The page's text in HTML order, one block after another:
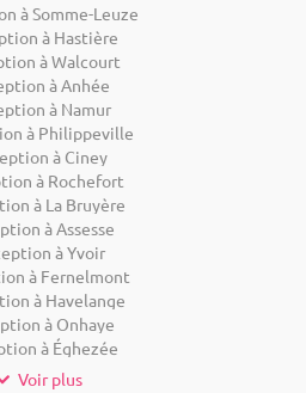
à Somme-Leuze
à Hastière
à Walcourt
à Anhée
à Namur
à Philippeville
à Ciney
à Rochefort
à La Bruyère
à Assesse
à Yvoir
à Fernelmont
à Havelange
à Onhaye
à Éghezée
Voir plus